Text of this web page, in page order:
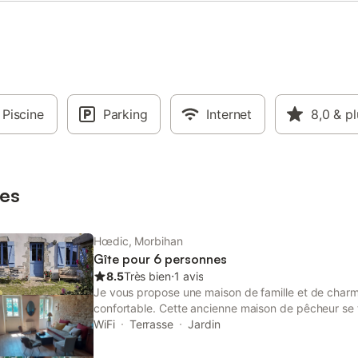
Piscine Parking Internet 8,0 &
Hœdic, Morbihan
Gîte pour 6 personnes
8.5Très bien⋅1 avis
Je vous propose une maison de famille et de
confortable. Cette ancienne maison de pêcheur se
d'exception : Hoëdic, petite Île sans voiture,
WiFi Terrasse Jardin